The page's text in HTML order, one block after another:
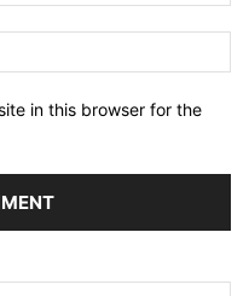
in this browser for the